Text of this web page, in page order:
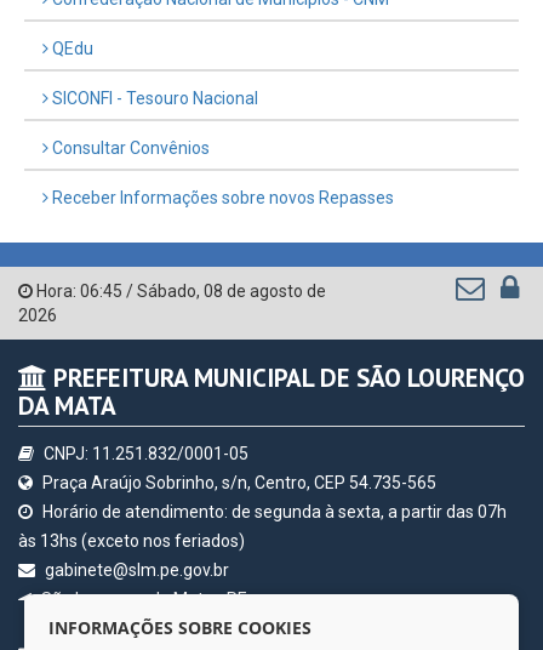
QEdu
SICONFI - Tesouro Nacional
Consultar Convênios
Receber Informações sobre novos Repasses
Hora: 06:45 /Sábado, 08 de agosto de
2026
PREFEITURA MUNICIPAL DE SÃO LOURENÇO
DA MATA
CNPJ: 11.251.832/0001-05
Praça Araújo Sobrinho, s/n, Centro, CEP 54.735-565
Horário de atendimento: de segunda à sexta, a partir das 07h
às 13hs (exceto nos feriados)
gabinete@slm.pe.gov.br
São Lourenço da Mata - PE
INFORMAÇÕES SOBRE COOKIES